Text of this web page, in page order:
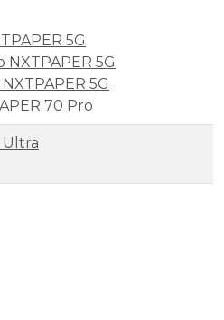
5G
NXTPAPER 5G
5G
70 Pro
Ultra